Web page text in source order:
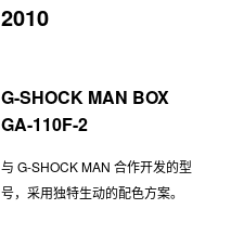
2010
G-SHOCK MAN BOX
GA-110F-2
与 G-SHOCK MAN 合作开发的型
号，采用独特生动的配色方案。